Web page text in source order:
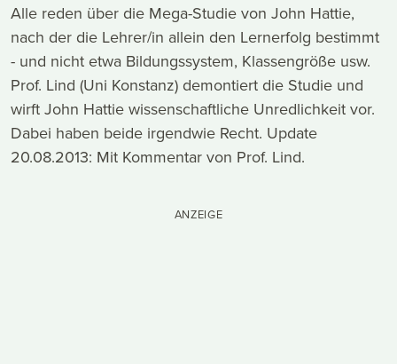
Alle reden über die Mega-Studie von John Hattie,
nach der die Lehrer/in allein den Lernerfolg bestimmt
- und nicht etwa Bildungssystem, Klassengröße usw.
Prof. Lind (Uni Konstanz) demontiert die Studie und
wirft John Hattie wissenschaftliche Unredlichkeit vor.
Dabei haben beide irgendwie Recht. Update
20.08.2013: Mit Kommentar von Prof. Lind.
ANZEIGE